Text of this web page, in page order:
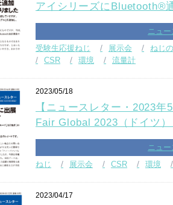
アイシリーズにBluetooth®
ニュ
受験生応援ねじ
展示会
ねじ
CSR
環境 流量計
2023/05/18
【ニュースレター・2023
Fair Global 2023（ドイツ
ニュ
ねじ
展示会 CSR 環境
2023/04/17